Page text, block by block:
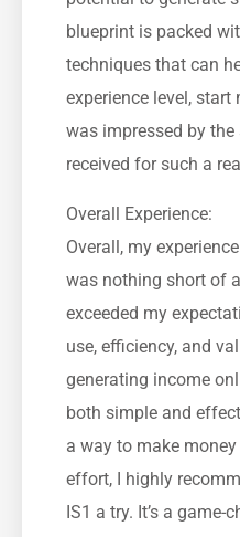
blueprint is packed
techniques that can
experience level, start
was impressed by the
received for such a
Overall Experience:
Overall, my
was nothing short of
exceeded my
use, efficiency, and
generating income
both simple and
a way to make
effort, I highly
IS1 a try. It’s a game-